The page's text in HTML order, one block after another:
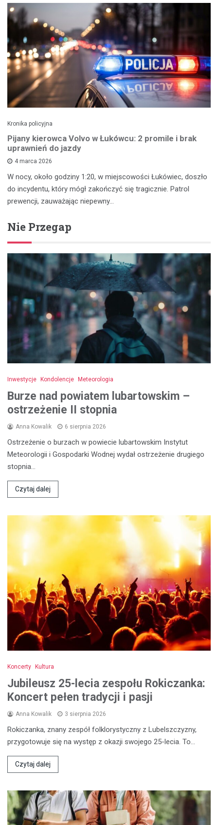
Kronika policyjna
Pijany kierowca Volvo w Łukówcu: 2 promile i brak
uprawnień do jazdy
4 marca 2026
W nocy, około godziny 1:20, w miejscowości Łukówiec, doszło
do incydentu, który mógł zakończyć się tragicznie. Patrol
prewencji, zauważając niepewny…
Nie Przegap
Inwestycje Kondolencje Meteorologia
Burze nad powiatem lubartowskim –
ostrzeżenie II stopnia
Anna Kowalik 6 sierpnia 2026
Ostrzeżenie o burzach w powiecie lubartowskim Instytut
Meteorologii i Gospodarki Wodnej wydał ostrzeżenie drugiego
stopnia…
Czytaj dalej
Koncerty Kultura
Jubileusz 25-lecia zespołu Rokiczanka:
Koncert pełen tradycji i pasji
Anna Kowalik 3 sierpnia 2026
Rokiczanka, znany zespół folklorystyczny z Lubelszczyzny,
przygotowuje się na występ z okazji swojego 25-lecia. To…
Czytaj dalej